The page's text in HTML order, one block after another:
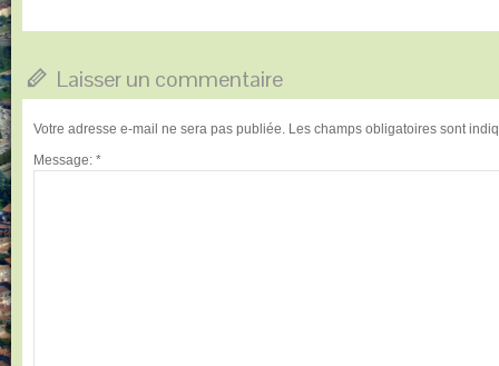
Laisser un commentaire
Votre adresse e-mail ne sera pas publiée. Les champs obligatoires sont
Message: *